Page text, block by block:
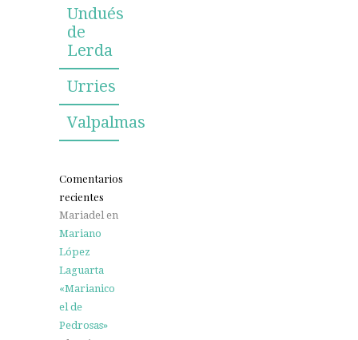
Undués
de
Lerda
Urries
Valpalmas
Comentarios
recientes
Mariadel en
Mariano
López
Laguarta
«Marianico
el de
Pedrosas»